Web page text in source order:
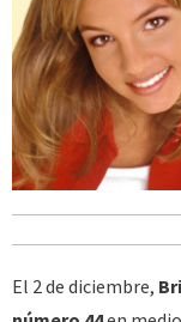
El 2 de diciembre,